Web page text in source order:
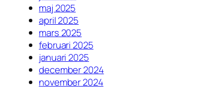
maj 2025
april 2025
mars 2025
februari 2025
januari 2025
december 2024
november 2024